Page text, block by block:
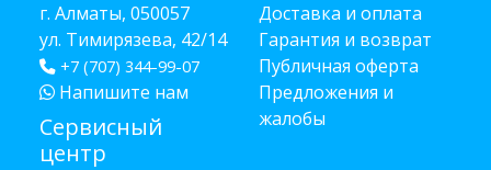
г. Алматы, 050057
ул. Тимирязева, 42/14
+7 (707) 344-99-07
Напишите нам
Сервисный
центр
Доставка и оплата
Гарантия и возврат
Публичная оферта
Предложения и
жалобы